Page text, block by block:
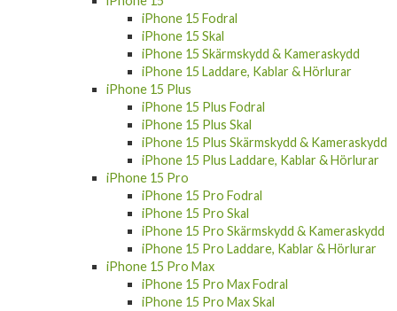
iPhone 15 Fodral
iPhone 15 Skal
iPhone 15 Skärmskydd & Kameraskydd
iPhone 15 Laddare, Kablar & Hörlurar
iPhone 15 Plus
iPhone 15 Plus Fodral
iPhone 15 Plus Skal
iPhone 15 Plus Skärmskydd & Kameraskydd
iPhone 15 Plus Laddare, Kablar & Hörlurar
iPhone 15 Pro
iPhone 15 Pro Fodral
iPhone 15 Pro Skal
iPhone 15 Pro Skärmskydd & Kameraskydd
iPhone 15 Pro Laddare, Kablar & Hörlurar
iPhone 15 Pro Max
iPhone 15 Pro Max Fodral
iPhone 15 Pro Max Skal